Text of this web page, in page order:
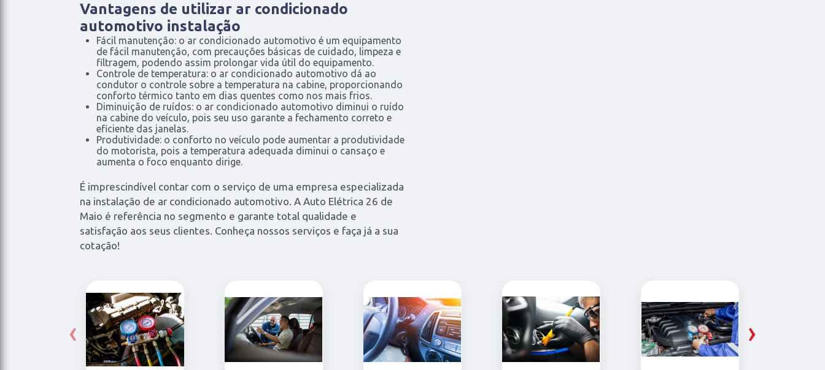
Vantagens de utilizar ar condicionado
automotivo instalação
Fácil manutenção: o ar condicionado automotivo é um equipamento
de fácil manutenção, com precauções básicas de cuidado, limpeza e
filtragem, podendo assim prolongar vida útil do equipamento.
Controle de temperatura: o ar condicionado automotivo dá ao
condutor o controle sobre a temperatura na cabine, proporcionando
conforto térmico tanto em dias quentes como nos mais frios.
Diminuição de ruídos: o ar condicionado automotivo diminui o ruído
na cabine do veículo, pois seu uso garante a fechamento correto e
eficiente das janelas.
Produtividade: o conforto no veículo pode aumentar a produtividade
do motorista, pois a temperatura adequada diminui o cansaço e
aumenta o foco enquanto dirige.
É imprescindível contar com o serviço de uma empresa especializada
na instalação de ar condicionado automotivo. A Auto Elétrica 26 de
Maio é referência no segmento e garante total qualidade e
satisfação aos seus clientes. Conheça nossos serviços e faça já a sua
cotação!
‹ ›